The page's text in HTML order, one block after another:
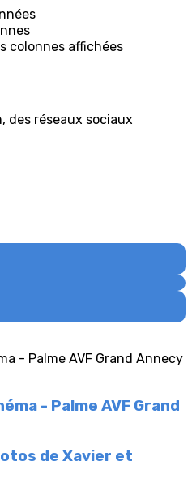
colonnes affichées
des réseaux sociaux
- Palme AVF Grand
de Xavier et